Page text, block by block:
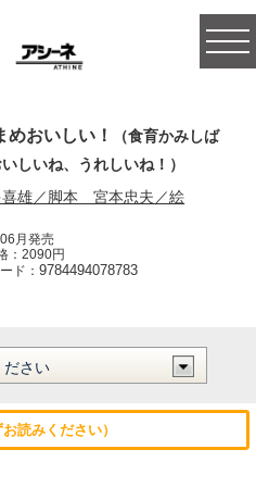
めおいしい！
（食育かみしば
しいね、うれしいね！）
喜雄／脚本 宮本忠夫／絵
月発売
：2090円
ド：9784494078783
読みください）